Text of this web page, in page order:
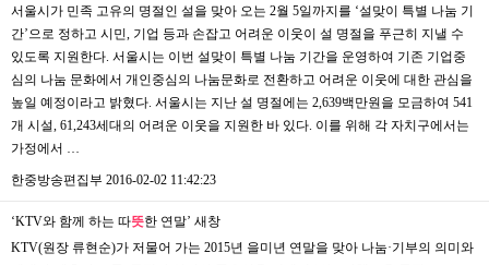
서울시가 민족 고유의 명절인 설을 맞아 오는 2월 5일까지를 ‘설맞이 특별 나눔 기
간’으로 정하고 시민, 기업 등과 손잡고 어려운 이웃이 설 명절을 푸근히 지낼 수
있도록 지원한다. 서울시는 이번 설맞이 특별 나눔 기간을 운영하여 기존 기업중
심의 나눔 문화에서 개인중심의 나눔문화로 전환하고 어려운 이웃에 대한 관심을
높일 예정이라고 밝혔다. 서울시는 지난 설 명절에는 2,639백만원을 모금하여 541
개 시설, 61,243세대의 어려운 이웃을 지원한 바 있다. 이를 위해 각 자치구에서는
가정에서 …
한중방송편집부 2016-02-02 11:42:23
‘KTV와 함께 하는 따뜻한 연말’ 새창
KTV(원장 류현순)가 저물어 가는 2015년 을미년 연말을 맞아 나눔·기부의 의미와